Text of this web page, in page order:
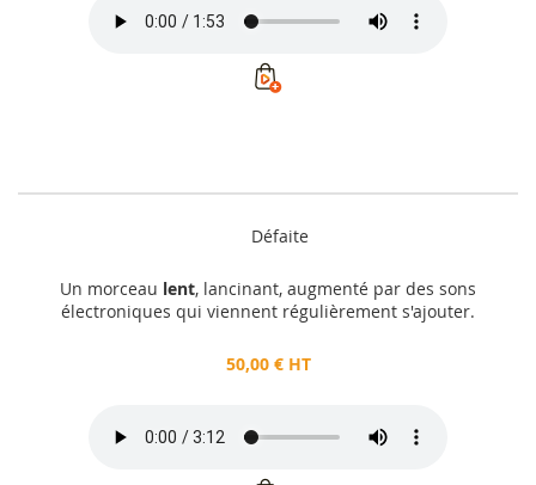
Défaite
Un morceau lent, lancinant, augmenté par des sons
électroniques qui viennent régulièrement s'ajouter.
50,00 € HT